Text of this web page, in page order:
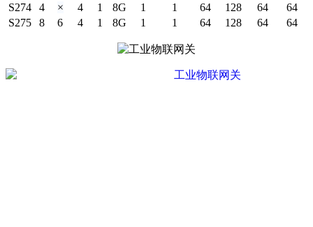
S274
4 × 4 1 8G 1 1 64 128 64
64
S275
8 6 4 1 8G 1 1 64 128 64 64